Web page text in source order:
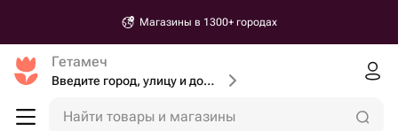
Магазины в 1300+ городах
Гетамеч
Введите город, улицу и дом доставки
Найти товары и магазины